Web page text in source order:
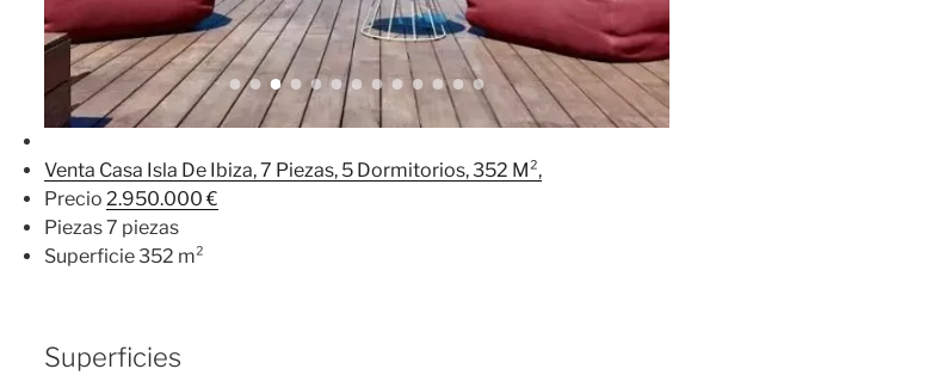
Venta Casa Isla De Ibiza, 7 Piezas, 5 Dormitorios, 352 M²,
Precio 2.950.000 €
Piezas 7 piezas
Superficie 352 m²
Superficies